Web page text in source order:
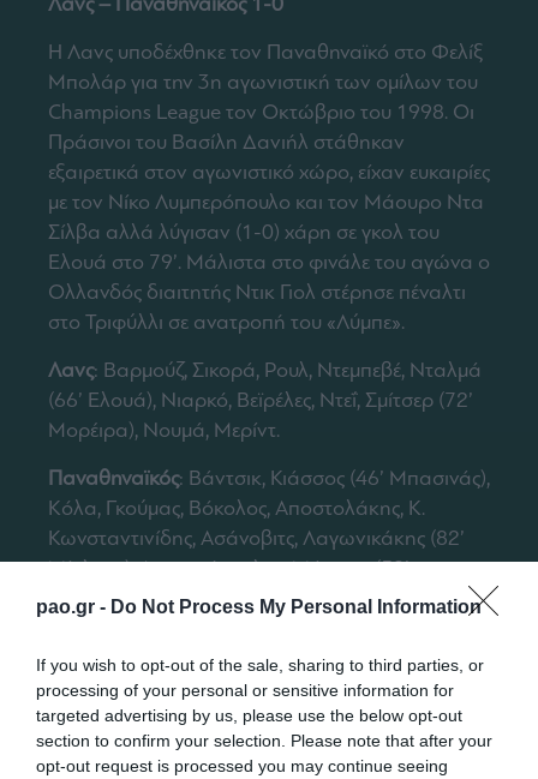
pao.gr - Do Not Process My Personal Information
If you wish to opt-out of the sale, sharing to third parties, or
processing of your personal or sensitive information for
targeted advertising by us, please use the below opt-out
section to confirm your selection. Please note that after your
opt-out request is processed you may continue seeing
Η Λανς υποδέχθηκε τον Παναθηναϊκό στο Φελίξ
Μπολάρ για την 3η αγωνιστική των ομίλων του
Champions League τον Οκτώβριο του 1998. Οι
Πράσινοι του Βασίλη Δανιήλ στάθηκαν
εξαιρετικά στον αγωνιστικό χώρο, είχαν ευκαιρίες
με τον Νίκο Λυμπερόπουλο και τον Μάουρο Ντα
Σίλβα αλλά λύγισαν (1-0) χάρη σε γκολ του
Ελουά στο 79’. Μάλιστα στο φινάλε του αγώνα ο
Ολλανδός διαιτητής Ντικ Γιολ στέρησε πέναλτι
στο Τριφύλλι σε ανατροπή του «Λύμπε».
Λανς: Βαρμούζ, Σικορά, Ρουλ, Ντεμπεβέ, Νταλμά
(66’ Ελουά), Νιαρκό, Βεϊρέλες, Ντεΐ, Σμίτσερ (72’
Μορέιρα), Νουμά, Μερίντ.
Παναθηναϊκός: Βάντσικ, Κιάσσος (46’ Μπασινάς),
Κόλα, Γκούμας, Βόκολος, Αποστολάκης, Κ.
Κωνσταντινίδης, Ασάνοβιτς, Λαγωνικάκης (82’
Μίκλαντ), Λυμπερόπουλος, Μάουρο (58’
Αλεξούδης).